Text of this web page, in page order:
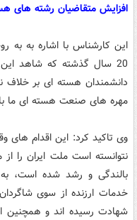
افزایش متقاضیان رشته های
این کارشناس با اشاره به به
20 سال گذشته که شاهد
دانشمندان هسته ای بر
مهره های صنعت هسته ای ما
وی تاکید کرد: این اقدام های
نتوانسته است ملت ایران را
بالندگی و رشد شده است، به
خدمات ارزنده از سوی
شهادت رسیده اند و همچنین